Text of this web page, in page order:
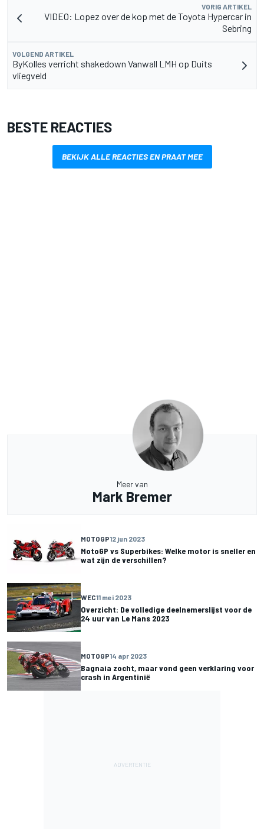
VORIG ARTIKEL
VIDEO: Lopez over de kop met de Toyota Hypercar in
Sebring
VOLGEND ARTIKEL
ByKolles verricht shakedown Vanwall LMH op Duits
vliegveld
BESTE REACTIES
BEKIJK ALLE REACTIES EN PRAAT MEE
Meer van
Mark Bremer
MOTOGP12 jun 2023
MotoGP vs Superbikes: Welke motor is sneller en
wat zijn de verschillen?
WEC11 mei 2023
Overzicht: De volledige deelnemerslijst voor de
24 uur van Le Mans 2023
MOTOGP14 apr 2023
Bagnaia zocht, maar vond geen verklaring voor
crash in Argentinië